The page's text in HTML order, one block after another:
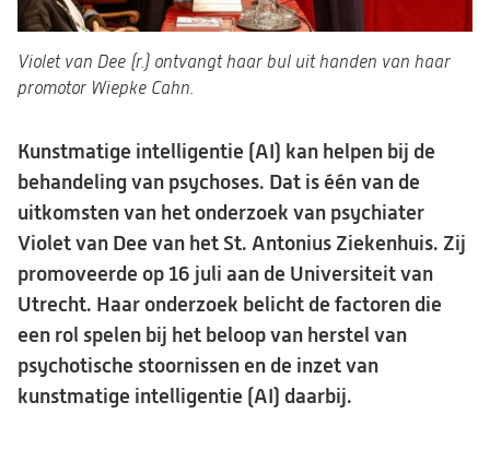
Violet van Dee (r.) ontvangt haar bul uit handen van haar
promotor Wiepke Cahn.
Kunstmatige intelligentie (AI) kan helpen bij de
behandeling van psychoses. Dat is één van de
uitkomsten van het onderzoek van psychiater
Violet van Dee van het St. Antonius Ziekenhuis. Zij
promoveerde op 16 juli aan de Universiteit van
Utrecht. Haar onderzoek belicht de factoren die
een rol spelen bij het beloop van herstel van
psychotische stoornissen en de inzet van
kunstmatige intelligentie (AI) daarbij.